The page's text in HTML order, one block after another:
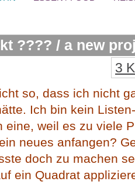
???? / a new
3
so, dass ich nicht
Ich bin kein
eine, weil es zu viele
neues anfangen?
doch zu machen
ein Quadrat